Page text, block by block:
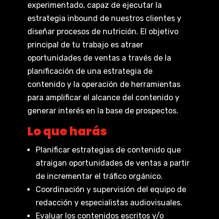
experimentado, capaz de ejecutar la
estrategia inbound de nuestros clientes y
diseñar procesos de nutrición. El objetivo
principal de tu trabajo es atraer
oportunidades de ventas a través de la
planificación de una estrategia de
contenido y la operación de herramientas
para amplificar el alcance del contenido y
generar interés en la base de prospectos.
Lo que harás
Planificar estrategias de contenido que
atraigan oportunidades de ventas a partir
de incrementar el tráfico orgánico.
Coordinación y supervisión del equipo de
redacción y especialistas audiovisuales.
Evaluar los contenidos escritos y/o